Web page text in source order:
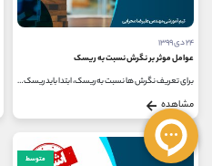
۲۴ دی ۱۳۹۹
عوامل موثر بر نگرش نسبت به ریسک
برای تعریف نگرش ها نسبت به ریسک، ابتدا باید ریسک را تعریف کنیم. ریسک به هر عملیاتی که احتمال رخ دادن نتیجه ی مطابق میل شما،...
مشاهده
متوسط